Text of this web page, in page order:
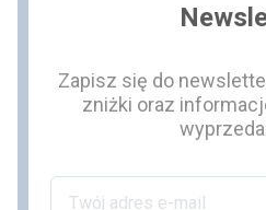
Zapisz się do
zniżki oraz